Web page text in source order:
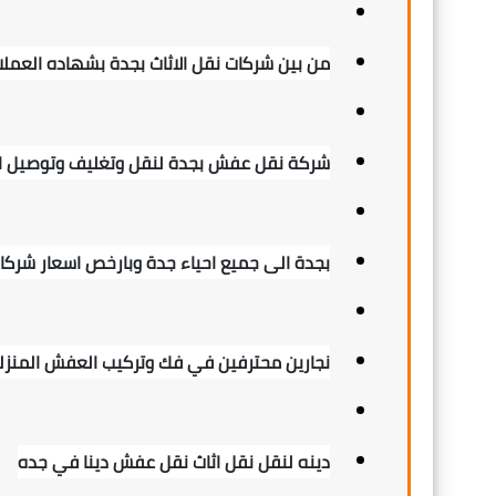
من بين شركات نقل الاثاث بجدة بشهاده
شركة نقل عفش بجدة لنقل وتغليف وتوصيل
بجدة الى جميع احياء جدة وبارخص اسعار
نجارين محترفين في فك وتركيب العفش
دينه لنقل نقل اثاث نقل عفش دينا في جده